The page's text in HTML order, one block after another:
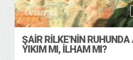
14/05/2025
ŞAIR RILKE’NIN
YIKIM MI, İLHAM MI?